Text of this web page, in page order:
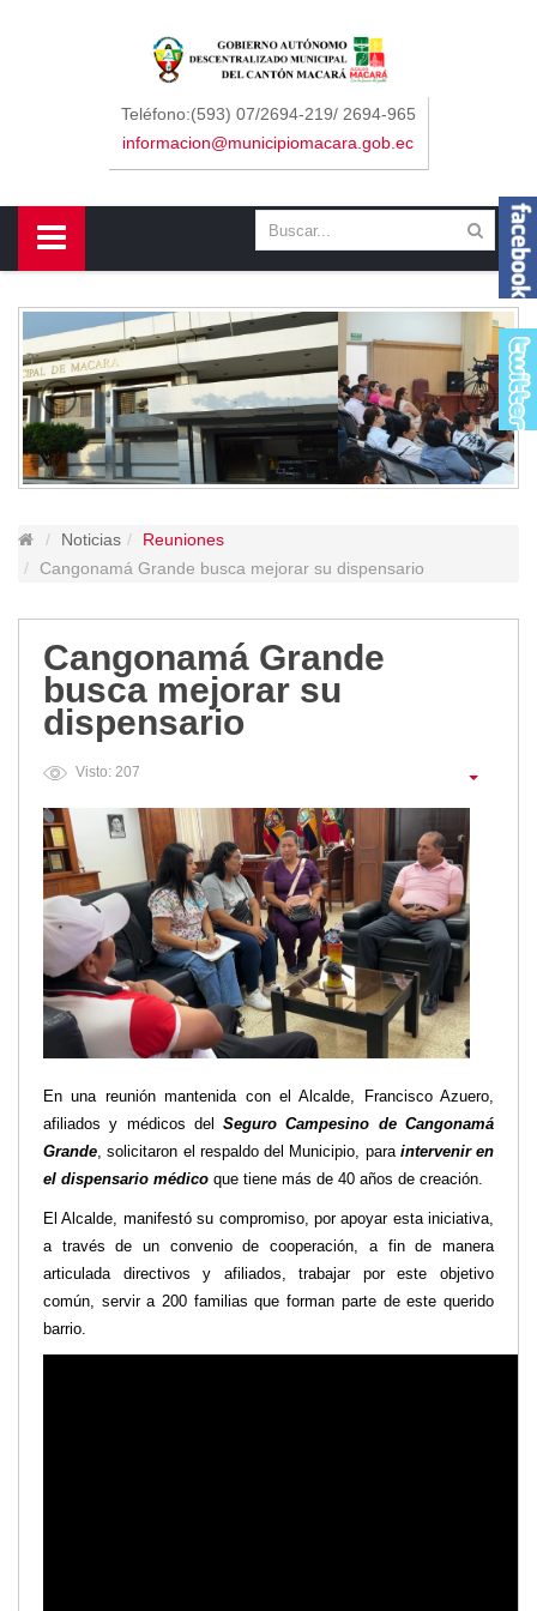
Teléfono:(593) 07/2694-219/ 2694-965
informacion@municipiomacara.gob.ec
Noticias
Reuniones
Cangonamá Grande busca mejorar su dispensario
Cangonamá Grande
busca mejorar su
dispensario
Visto: 207
En una reunión mantenida con el Alcalde, Francisco Azuero,
afiliados y médicos delSeguro Campesino de Cangonamá
Grande , solicitaron el respaldo del Municipio, para intervenir en
el dispensario médico que tiene más de 40 años de creación.
El Alcalde, manifestó su compromiso, por apoyar esta iniciativa,
a través de un convenio de cooperación, a fin de manera
articulada directivos y afiliados, trabajar por este objetivo
común, servir a 200 familias que forman parte de este querido
barrio.
Sidebar Menu
Concejo
Departamentos
Contáctenos
Macará
Cantón
Himno a Macará
Símbolos Patrios
Gastronomía
Lugares Turísticos
Balnearios
Petroglifos
Numbiaranga
Plan de Desarrollo Turístico
Noticias
Obras
Asambleas
Convenios
Eventos
Comunicados e Invitaciones
Socializaciones
Reuniones
Deportes
Social
LOTAIP
GAD Macará
2026
2025
2020
2024
2023